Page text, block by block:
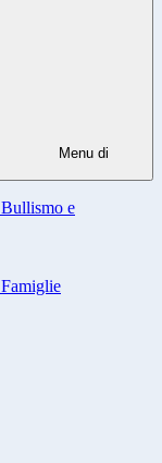
Menu di
e